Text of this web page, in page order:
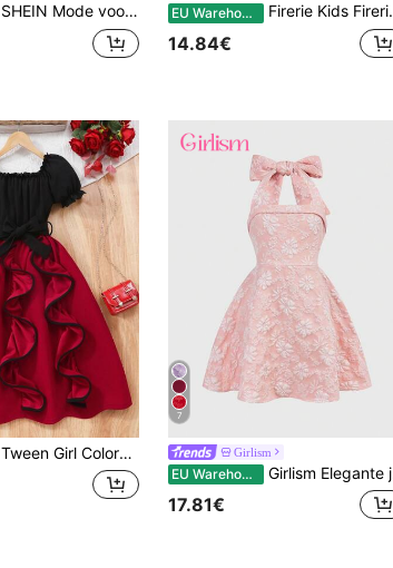
SHEIN Mode voor tienermeisjes die naar hun werk reizen: schattige, losse en elegante jurk EU Warehouse Firerie Kids Firerie Kids Casual elegante modejurk voor tienermeisjes, effen rood, met opstaande kraag, mouwloos, tailleversmalling, A-lijn, elegante bloembladzoom, gebogen zoom, mouwloze jurk, Valentijnsdagjurk voor tienermeisjes
14.84€
Tween Girl Colorblock Elegante Ruffle Zoom Lange Mouw Jurk Met Riem
7
Girlism
EU Warehouse Girlism Elegante jacquard halterjurk met strik voor tienermeisjes, roze
17.81€